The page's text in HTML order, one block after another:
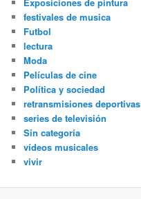
Exposiciones de pintura
festivales de musica
Futbol
lectura
Moda
Películas de cine
Política y sociedad
retransmisiones deportivas
series de televisión
Sin categoría
vídeos musicales
vivir